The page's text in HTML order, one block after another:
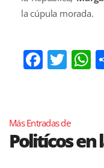
la cúpula morada.
Más Entradas de
Politícos en